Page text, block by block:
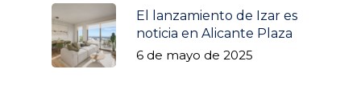
El lanzamiento de Izar es
noticia en Alicante Plaza
6 de mayo de 2025